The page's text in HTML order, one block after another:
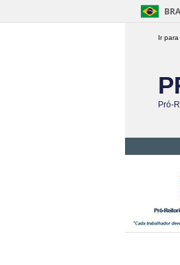
Ir
Pró-